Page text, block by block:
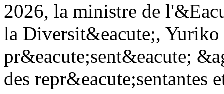
2026, la ministre de
la Diversit&eacute;, Yuriko
pr&eacute;sent&eacute;
des repr&eacute;sentantes